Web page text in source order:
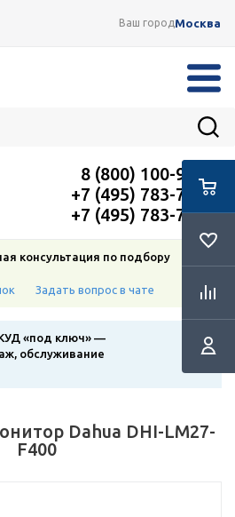
Ваш городМосква
8 (800) 100-91-12
+7 (495) 783-72-87
+7 (495) 783-72-87
консультация по подбору
Задать вопрос в чате
«под ключ» —
обслуживание
Dahua DHI-LM27-
F400